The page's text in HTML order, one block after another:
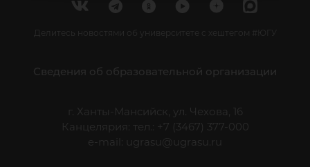
Делитесь новостями об университете с хештегом #ЮГУ
Сведения об образовательной организации
г. Ханты-Мансийск, ул. Чехова, 16
Канцелярия: тел.: +7 (3467) 377-000
e-mail:
ugrasu@ugrasu.ru